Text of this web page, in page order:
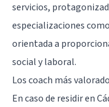
servicios,
especializaciones
orientada a
social y laboral.
Los coach más
En caso de residir en